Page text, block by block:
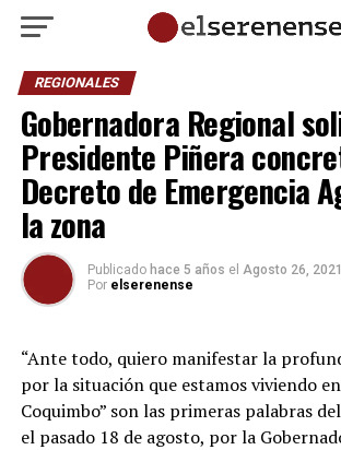
REGIONALES
Gobernadora Regional
Presidente Piñera
Decreto de Emergencia
la zona
Publicado hace 5 años el Agosto 26, 2021
Por elserenense
“Ante todo, quiero manifestar la
por la situación que estamos viviendo
Coquimbo” son las primeras palabras
el pasado 18 de agosto, por la